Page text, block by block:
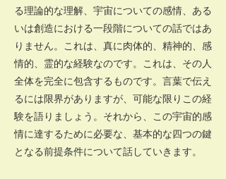
る理論的な理解、宇宙についての感情、ある
いは創造における一段階についての話ではあ
りません。これは、真に肉体的、精神的、感
情的、霊的な経験なのです。これは、その人
全体を完全に包含するものです。言葉で伝え
るには限界がありますが、可能な限りこの経
験を語りましょう。それから、この宇宙的感
情に達するために必要な、基本的な四つの鍵
となる前提条件について話していきます。